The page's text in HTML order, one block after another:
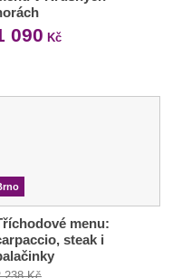
090 Kč
menu:
steak i